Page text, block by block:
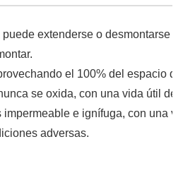
extenderse o desmontarse
el 100% del espacio
se oxida, con una vida útil de
impermeable e ignífuga, con una
adversas.